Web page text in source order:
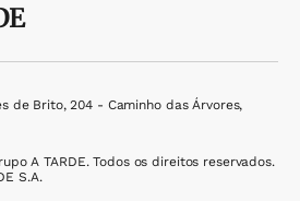
de Brito, 204 - Caminho das Árvores,
A TARDE. Todos os direitos reservados.
S.A.